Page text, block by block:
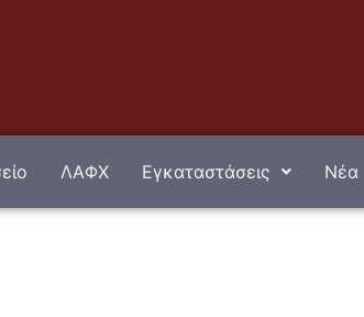
ΛΑΦΧ Εγκαταστάσεις Νέα